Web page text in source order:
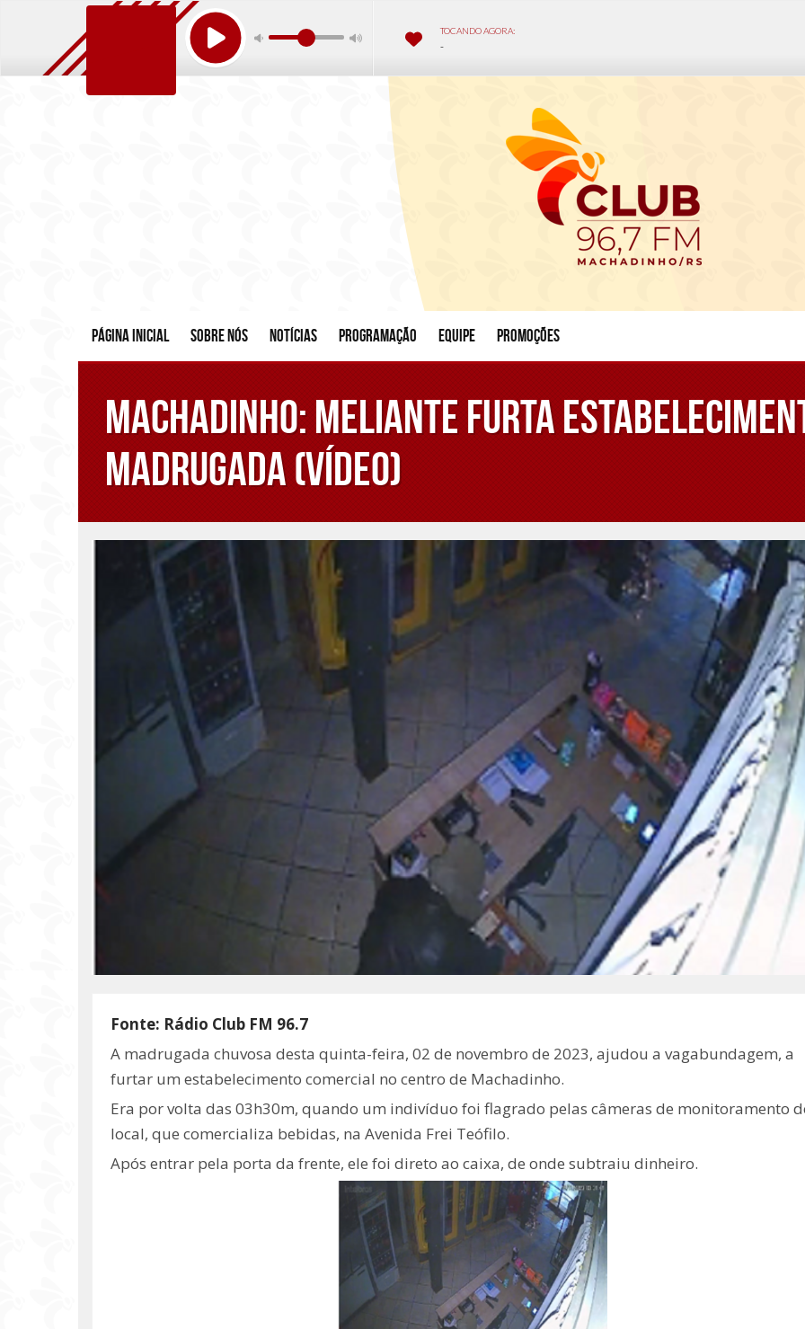
Página inicial Sobre nós Notícias Programação Equipe Promoções
Machadinho: Meliante furta
madrugada (Vídeo)
Fonte: Rádio Club FM 96.7
A madrugada chuvosa desta quinta-feira, 02 de novembro de 2023, ajudou a vagabundagem, a
furtar um estabelecimento comercial no centro de Machadinho.
Era por volta das 03h30m, quando um indivíduo foi flagrado pelas câmeras de monitoramento
local, que comercializa bebidas, na Avenida Frei Teófilo.
Após entrar pela porta da frente, ele foi direto ao caixa, de onde subtraiu dinheiro.